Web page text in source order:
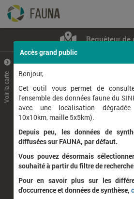
Requêteur de
+
–
Voir la carte
Données
Rang taxonomique :
Affichage de1à 1sur1
Accès grand public
Bonjour,
Cet outil vous permet de
l'ensemble des données faune du
avec une localisation
10x10km, maille 5x5km).
Depuis peu, les données de
diffusées sur FAUNA, par défaut.
Vous pouvez désormais
souhaité à partir du filtre de recherche
Pour en savoir plus sur les
d'occurrence et données de synthèse,